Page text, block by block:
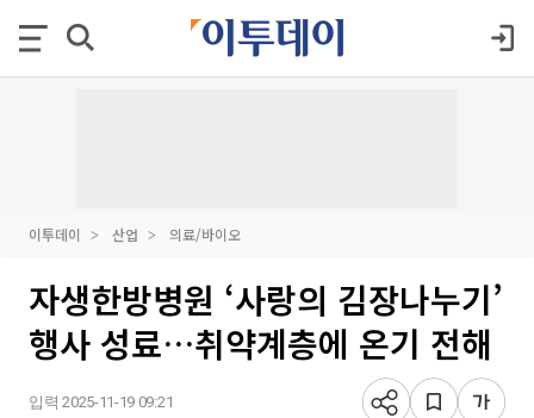
이투데이 산업 의료/바이오
자생한방병원 ‘사랑의 김장나누기’
행사 성료…취약계층에 온기 전해
입력 2025-11-19 09:21